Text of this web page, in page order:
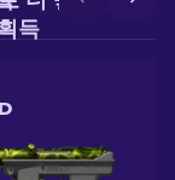
득